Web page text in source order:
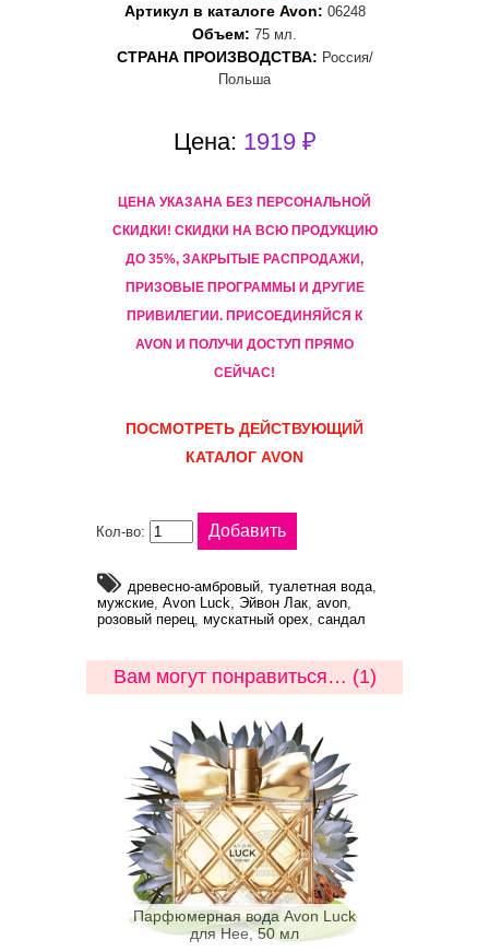
Артикул в каталоге Avon: 06248
Объем: 75 мл.
СТРАНА ПРОИЗВОДСТВА: Россия/
Польша
Цена: 1919 ₽
ЦЕНА УКАЗАНА БЕЗ ПЕРСОНАЛЬНОЙ
СКИДКИ! CКИДКИ НА ВСЮ ПРОДУКЦИЮ
ДО 35%, ЗАКРЫТЫЕ РАСПРОДАЖИ,
ПРИЗОВЫЕ ПРОГРАММЫ И ДРУГИЕ
ПРИВИЛЕГИИ. ПРИСОЕДИНЯЙСЯ К
AVON И ПОЛУЧИ ДОСТУП ПРЯМО
СЕЙЧАС!
ПОСМОТРЕТЬ ДЕЙСТВУЮЩИЙ
КАТАЛОГ AVON
Кол-во:
древесно-амбровый, туалетная вода,
мужские, Avon Luck, Эйвон Лак, avon,
розовый перец, мускатный орех, сандал
Вам могут понравиться… (1)
Парфюмерная вода Avon Luck
для Нее, 50 мл